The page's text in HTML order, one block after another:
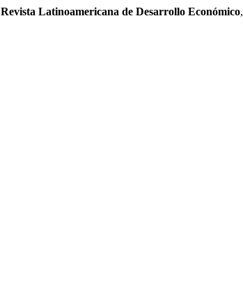
Revista Latinoamericana de Desarrollo Económico,